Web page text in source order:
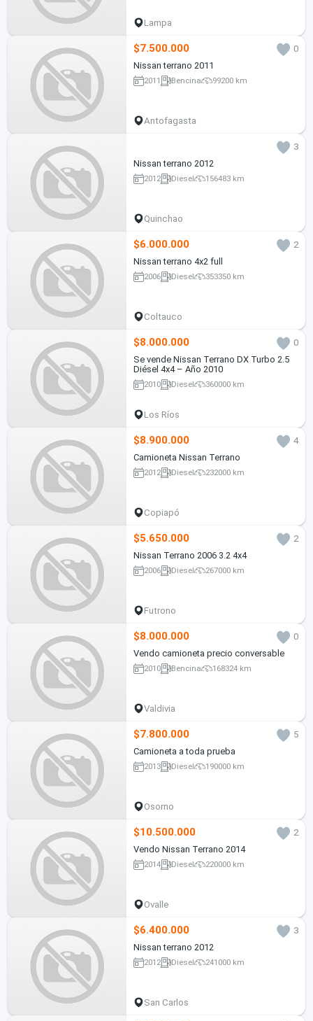
Lampa
$7.500.000
0
Nissan terrano 2011
2011 Bencina 99200 km
Antofagasta
3
Nissan terrano 2012
2012 Diesel 156483 km
Quinchao
$6.000.000
2
Nissan terrano 4x2 full
2006 Diesel 353350 km
Coltauco
$8.000.000
0
Se vende Nissan Terrano DX Turbo 2.5
Diésel 4x4 – Año 2010
2010 Diesel 360000 km
Los Ríos
$8.900.000
4
Camioneta Nissan Terrano
2012 Diesel 232000 km
Copiapó
$5.650.000
2
Nissan Terrano 2006 3.2 4x4
2006 Diesel 267000 km
Futrono
$8.000.000
0
Vendo camioneta precio conversable
2010 Bencina 168324 km
Valdivia
$7.800.000
5
Camioneta a toda prueba
2013 Diesel 190000 km
Osorno
$10.500.000
2
Vendo Nissan Terrano 2014
2014 Diesel 220000 km
Ovalle
$6.400.000
3
Nissan terrano 2012
2012 Diesel 241000 km
San Carlos